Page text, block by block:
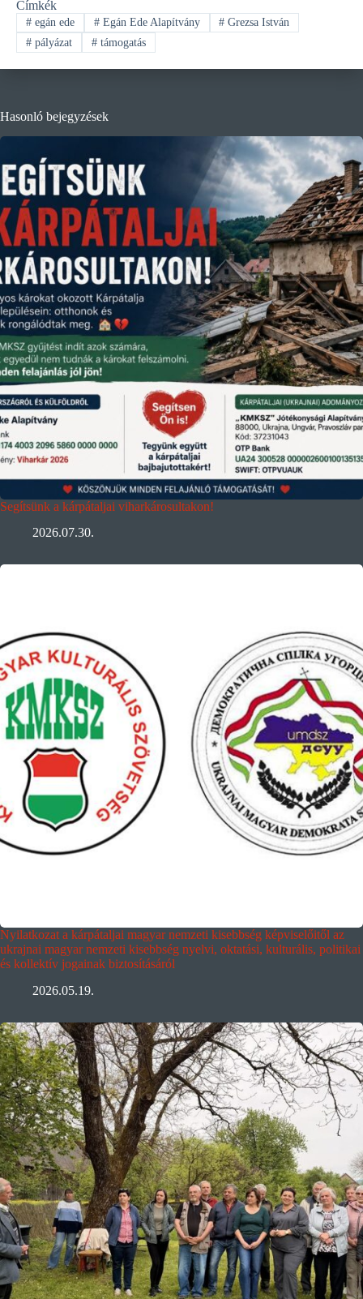
Címkék
#egán ede #Egán Ede Alapítvány # Grezsa István
#pályázat #támogatás
Hasonló bejegyzések
Segítsünk a kárpátaljai viharkárosultakon!
2026.07.30.
Nyilatkozat a kárpátaljai magyar nemzeti kisebbség képviselőitől az
ukrajnai magyar nemzeti kisebbség nyelvi, oktatási, kulturális, politikai
és kollektív jogainak biztosításáról
2026.05.19.